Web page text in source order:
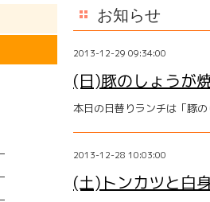
お知らせ
2013-12-29 09:34:00
(日)豚のしょうが
本日の日替りランチは「豚の
2013-12-28 10:03:00
(土)トンカツと白